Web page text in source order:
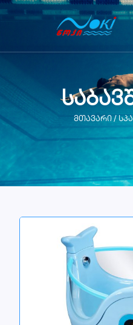
მთავარი / სპა